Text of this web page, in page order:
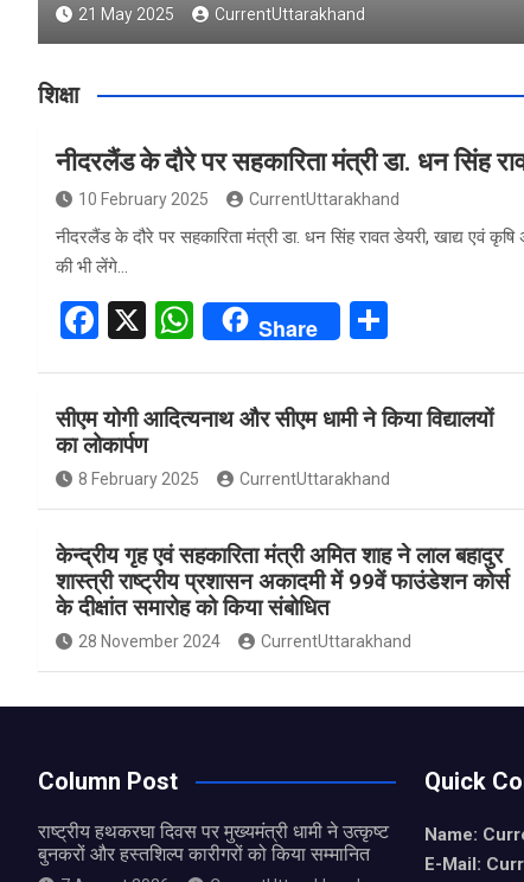
21 May 2025 CurrentUttarakhand
शिक्षा
नीदरलैंड के दौरे पर सहकारिता मंत्री डा. धन सिंह
10 February 2025 CurrentUttarakhand
नीदरलैंड के दौरे पर सहकारिता मंत्री डा. धन सिंह रावत डेयरी, खाद्य एवं
की भी लेंगे…
F
ce
b
o
o
k
X
W
s
A
p
p
Share
ar
e
सीएम योगी आदित्यनाथ और सीएम धामी ने किया विद्यालयों
का लोकार्पण
8 February 2025 CurrentUttarakhand
केन्द्रीय गृह एवं सहकारिता मंत्री अमित शाह ने लाल बहादुर
शास्त्री राष्ट्रीय प्रशासन अकादमी में 99वें फाउंडेशन कोर्स
के दीक्षांत समारोह को किया संबोधित
28 November 2024 CurrentUttarakhand
Column Post
राष्ट्रीय हथकरघा दिवस पर मुख्यमंत्री धामी ने उत्कृष्ट
बुनकरों और हस्तशिल्प कारीगरों को किया सम्मानित
Quick
Name:
E-Mail: